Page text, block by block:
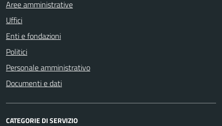
Aree amministrative
Uffici
Enti e fondazioni
Politici
Personale amministrativo
Documenti e dati
CATEGORIE DI SERVIZIO